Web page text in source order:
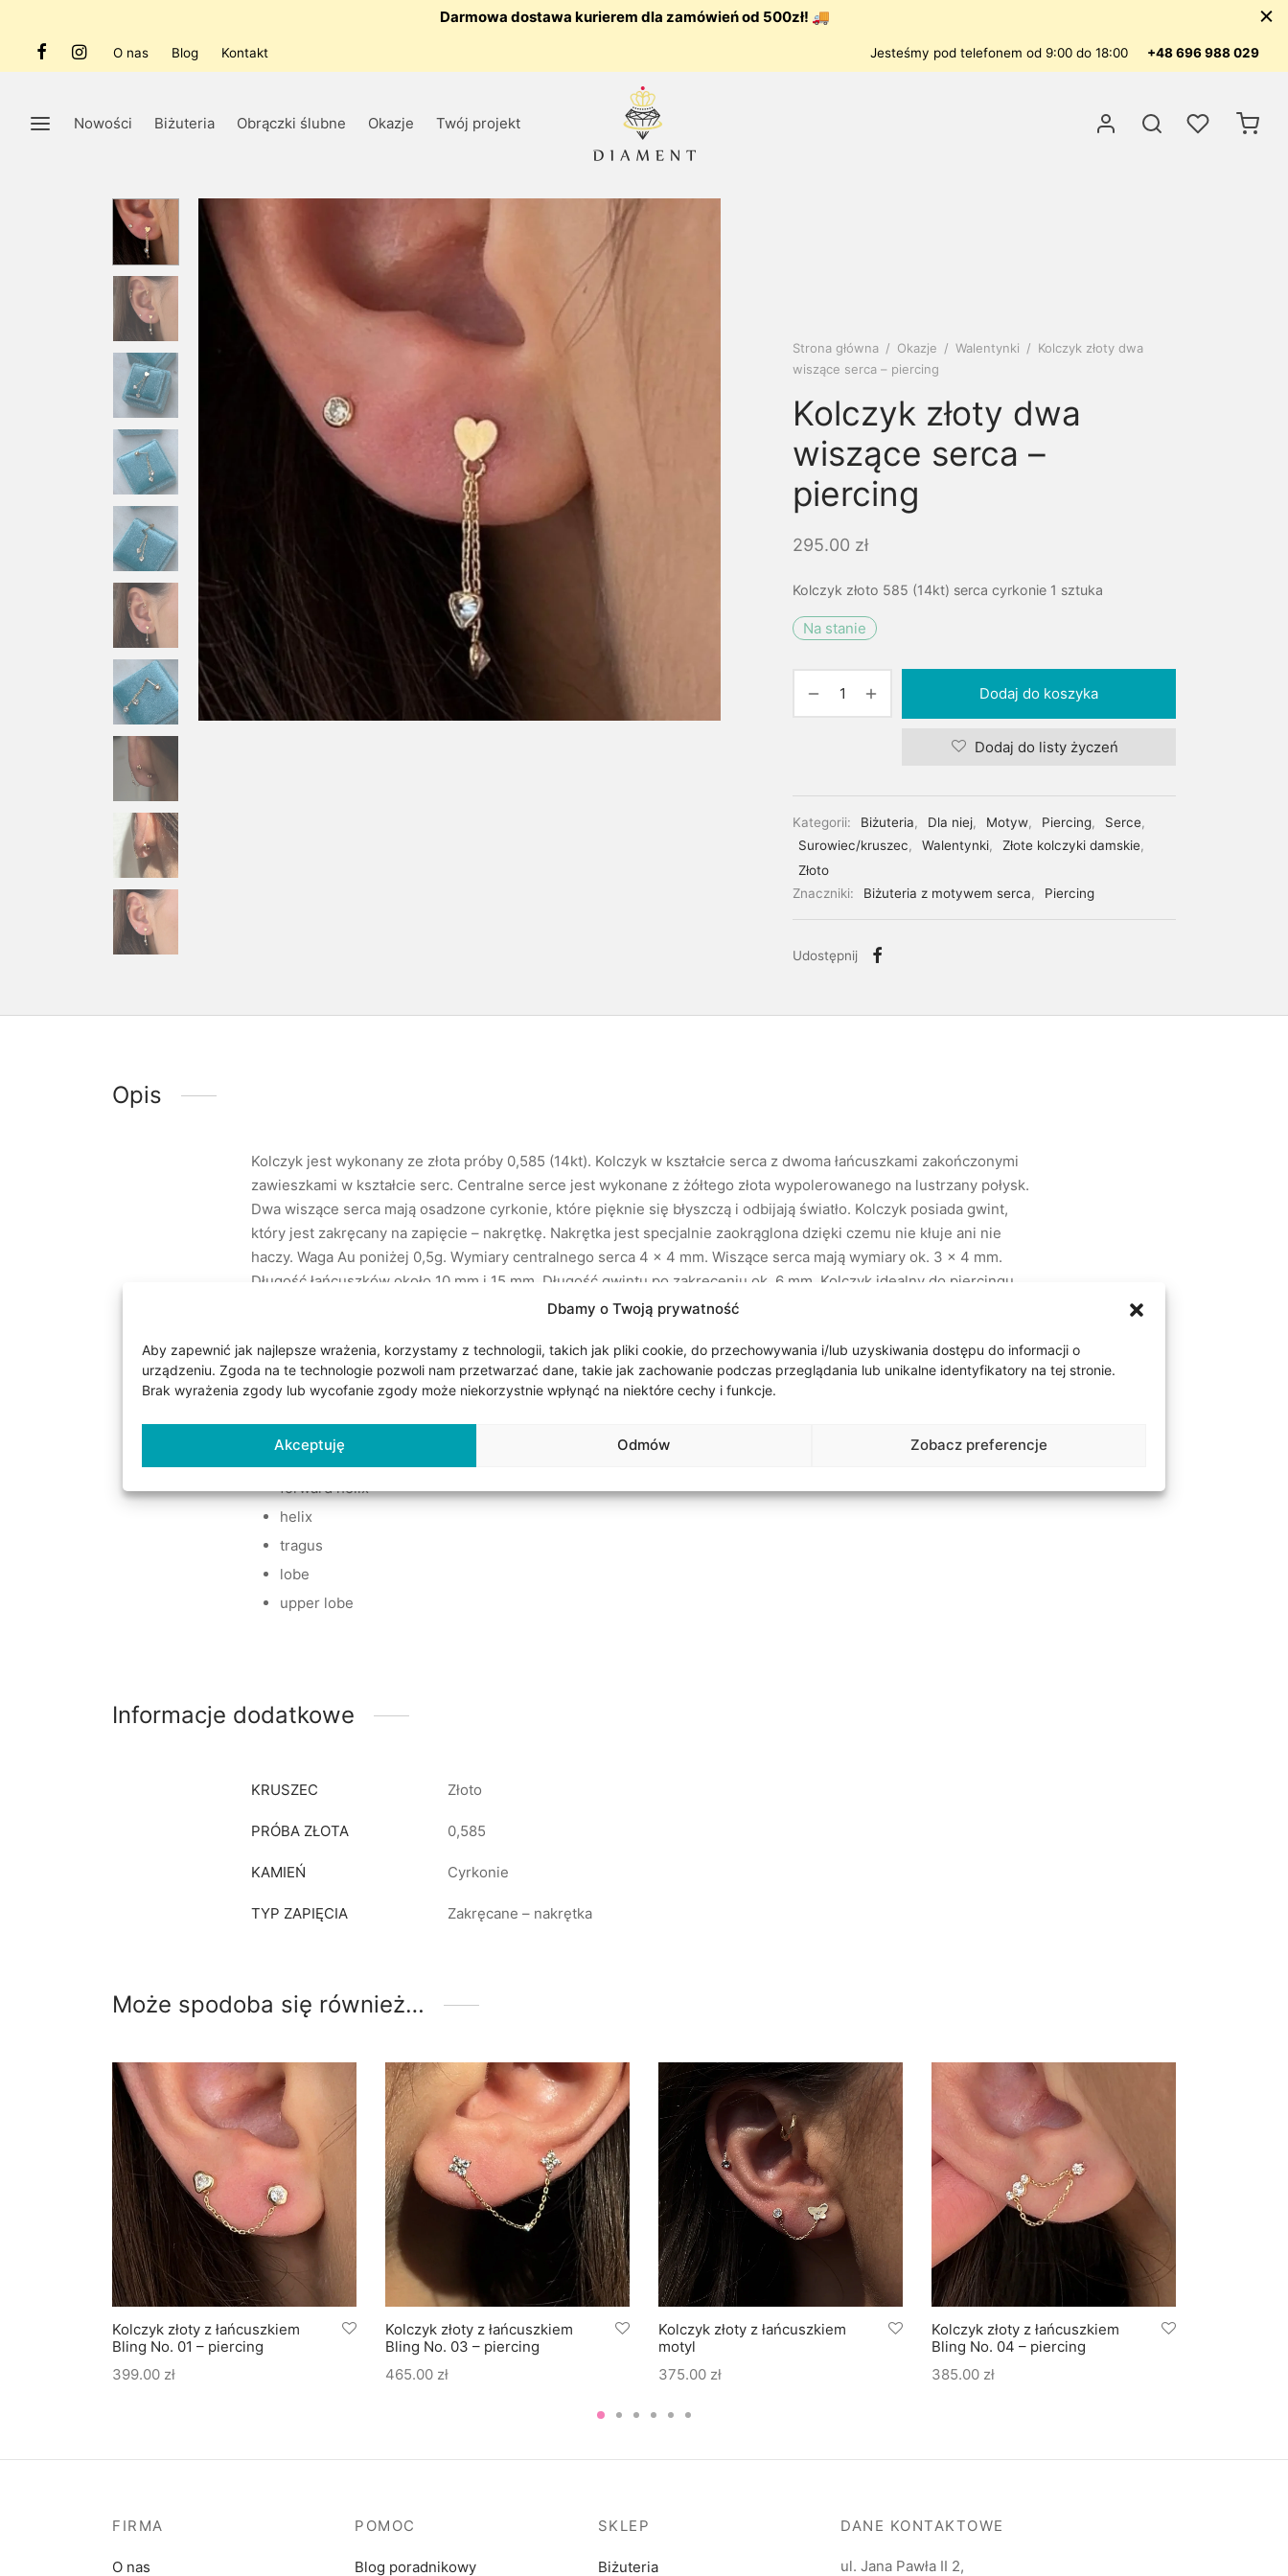
Dbamy o Twoją prywatność
Aby zapewnić jak najlepsze wrażenia, korzystamy z technologii, takich jak pliki cookie, do przechowywania i/lub uzyskiwania dostępu do informacji o
urządzeniu. Zgoda na te technologie pozwoli nam przetwarzać dane, takie jak zachowanie podczas przeglądania lub unikalne identyfikatory na tej stronie.
Brak wyrażenia zgody lub wycofanie zgody może niekorzystnie wpłynąć na niektóre cechy i funkcje.
Akceptuję Odmów Zobacz preferencje
Darmowa dostawa kurierem dla zamówień od 500zł! 🚚
O nas Blog Kontakt Jesteśmy pod telefonem od 9:00 do 18:00 +48 696 988 029
Nowości Biżuteria Obrączki ślubne Okazje Twój projekt
Strona główna / Okazje / Walentynki / Kolczyk złoty dwa
wiszące serca – piercing
Kolczyk złoty dwa
wiszące serca –
piercing
295.00 zł
Kolczyk złoto 585 (14kt) serca cyrkonie 1 sztuka
Na stanie
Dodaj do koszyka
Dodaj do listy życzeń
Kategorii: Biżuteria, Dla niej, Motyw, Piercing, Serce,
Surowiec/kruszec, Walentynki, Złote kolczyki damskie,
Złoto
Znaczniki:
Biżuteria z motywem serca, Piercing
Udostępnij
Opis
Kolczyk jest wykonany ze złota próby 0,585 (14kt). Kolczyk w kształcie serca z dwoma łańcuszkami zakończonymi
zawieszkami w kształcie serc. Centralne serce jest wykonane z żółtego złota wypolerowanego na lustrzany połysk.
Dwa wiszące serca mają osadzone cyrkonie, które pięknie się błyszczą i odbijają światło. Kolczyk posiada gwint,
który jest zakręcany na zapięcie – nakrętkę. Nakrętka jest specjalnie zaokrąglona dzięki czemu nie kłuje ani nie
haczy. Waga Au poniżej 0,5g. Wymiary centralnego serca 4 x 4 mm. Wiszące serca mają wymiary ok. 3 x 4 mm.
Długość łańcuszków około 10 mm i 15 mm. Długość gwintu po zakręceniu ok. 6 mm. Kolczyk idealny do piercingu.
Dzięki zastosowaniu nowatorskiego zapięcia kolczyki bardzo łatwo się zakłada i ściąga a zaokrąglone nakrętki
Kolczyk nada się do rodzajów przekłucia typu:
forward helix
helix
tragus
lobe
upper lobe
Informacje dodatkowe
KRUSZEC Złoto
PRÓBA ZŁOTA 0,585
KAMIEŃ Cyrkonie
TYP ZAPIĘCIA Zakręcane – nakrętka
Może spodoba się również…
Kolczyk złoty z łańcuszkiem
Bling No. 01 – piercing
399.00 zł
Kolczyk złoty z łańcuszkiem
Bling No. 03 – piercing
465.00 zł
Kolczyk złoty z łańcuszkiem
motyl
375.00 zł
Kolczyk złoty z łańcuszkiem
Bling No. 04 – piercing
385.00 zł
DANE KONTAKTOWE
ul. Jana Pawła II 2,
POMOC
Blog poradnikowy
SKLEP
Biżuteria
FIRMA
O nas